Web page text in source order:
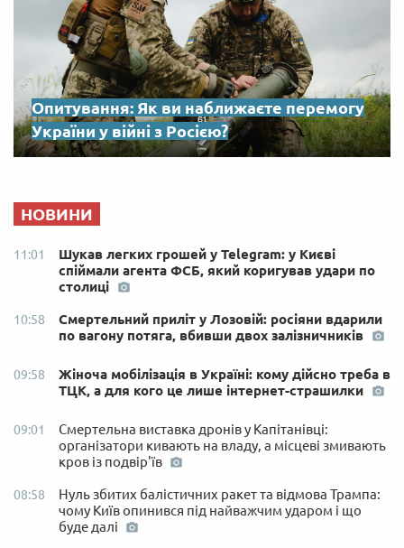
Опитування: Як ви наближаєте перемогу
України у війні з Росією?
НОВИНИ
11:01
Шукав легких грошей у Telegram: у Києві
спіймали агента ФСБ, який коригував удари по
столиці
10:58
Смертельний приліт у Лозовій: росіяни вдарили
по вагону потяга, вбивши двох залізничників
09:58
Жіноча мобілізація в Україні: кому дійсно треба в
ТЦК, а для кого це лише інтернет-страшилки
09:01
Смертельна виставка дронів у Капітанівці:
організатори кивають на владу, а місцеві змивають
кров із подвір'їв
08:58
Нуль збитих балістичних ракет та відмова Трампа:
чому Київ опинився під найважчим ударом і що
буде далі